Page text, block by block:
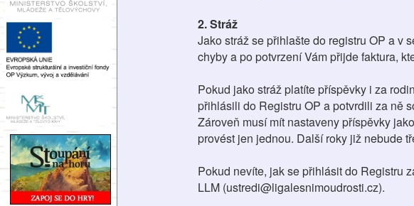
2. Stráž
Jako stráž se přihlašte do registru OP a v
chyby a po potvrzení Vám přijde faktura,
Pokud jako stráž platíte příspěvky i za
přihlásili do Registru OP a potvrdili za ně
Zároveň musí mít nastaveny příspěvky
provést jen jednou. Další roky již nebude
Pokud nevíte, jak se přihlásit do Registru
LLM (ustredi@ligalesnimoudrosti.cz).